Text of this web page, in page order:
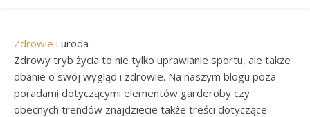
Zdrowie i uroda
Zdrowy tryb życia to nie tylko uprawianie sportu, ale także
dbanie o swój wygląd i zdrowie. Na naszym blogu poza
poradami dotyczącymi elementów garderoby czy
obecnych trendów znajdziecie także treści dotyczące